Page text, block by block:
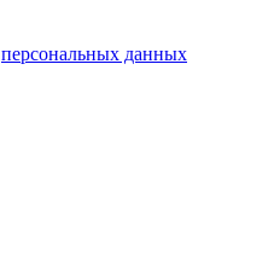
персональных данных